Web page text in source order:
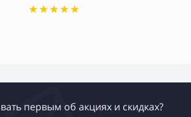
первым об акциях и скидках?